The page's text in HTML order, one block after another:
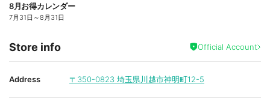
8月お得カレンダー
7月31日 ～8月31日
Store info Official Account
Address 〒350-0823 埼玉県川越市神明町12-5